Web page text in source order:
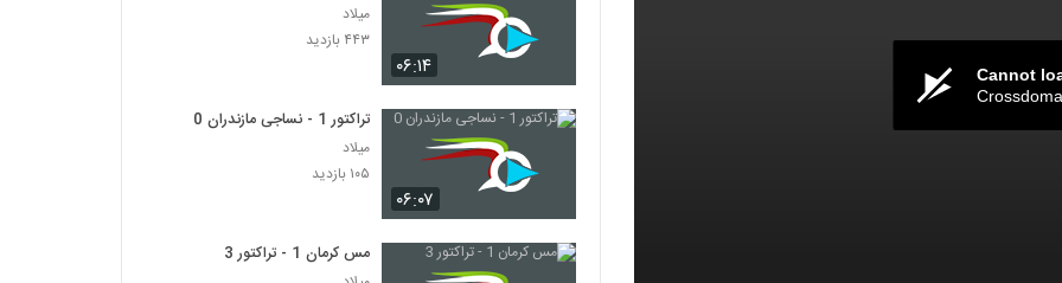
Cannot
۰۶:۱۴
میلاد
۴۴۳ بازدید
۰۶:۰۷
تراکتور 1 - نساجی مازندران 0
میلاد
۱۰۵ بازدید
مس کرمان 1 - تراکتور 3